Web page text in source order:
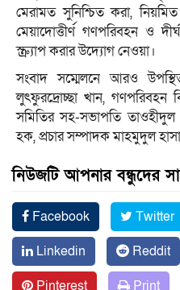
মেরামত সুনিশ্চিত করা,
মেয়াদোত্তীর্ণ গণপরিবহন ও
স্ক্র্যাপ করার উদ্যোগ নেওয়া।
সংবাদ সম্মেলনে আরও
লুৎফুরদ্রোচ্ছা খান, গণপরিবহন
সমিতির সহ-সভাপতি
হক, প্রচার সম্পাদক মাহমুদুল
নিউজটি আপনার বন্ধুদের
Facebook Twitter
Linkedin
Reddit
Pinterest
Print